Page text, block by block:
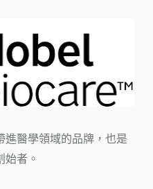
進醫學領域的品牌，也是
者。